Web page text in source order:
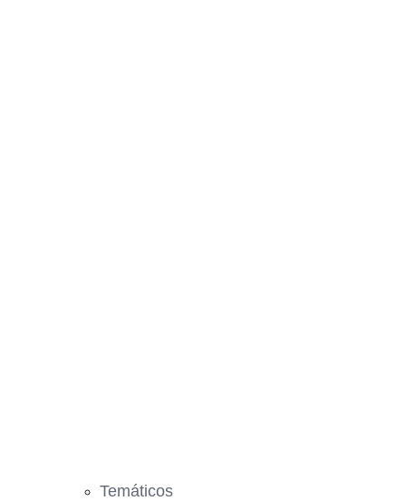
Temáticos